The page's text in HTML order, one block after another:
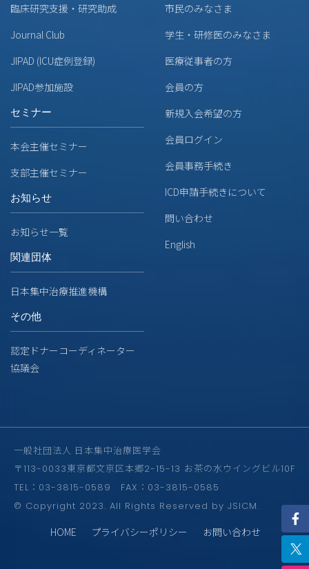
臨床研究支援・研究助成
Journal Club
JIPAD (ICU症例登録)
JIPAD参加施設
セミナー
本会主催セミナー
支部主催セミナー
お知らせ
お知らせ一覧
関連団体
日本集中治療推進機構
その他
認定ドナーコーディネーター
協議会
市民のみなさま
学生・研修医のみなさま
医療従事者の方
会員の方
新規入会希望の方
会員ログイン
会員事務手続き
ICD申請手続きについて
問い合わせ
English
一般社団法人 日本集中治療医学会
〒113-0033東京都文京区本郷2-15-13 お茶の水ウイングビル10F
TEL：03-3815-0589 FAX：03-3815-0585
© Copyright 2023. All Rights Reserved by JSICM.
HOME プライバシーポリシー お問い合わせ